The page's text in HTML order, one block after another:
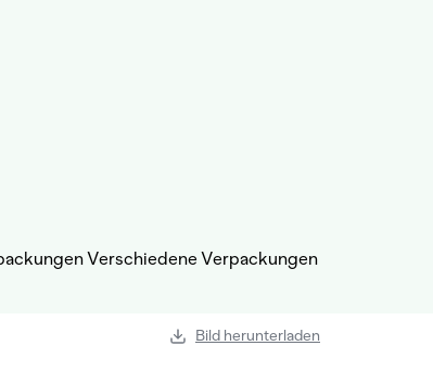
Bild herunterladen